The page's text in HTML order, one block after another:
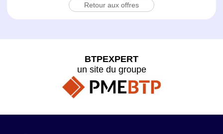
Retour aux offres
BTPEXPERT
un site du groupe